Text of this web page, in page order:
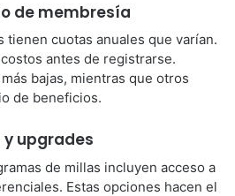
de membresía
tienen cuotas anuales que varían.
antes de registrarse.
bajas, mientras que otros
de beneficios.
y upgrades
de millas incluyen acceso a
Estas opciones hacen el